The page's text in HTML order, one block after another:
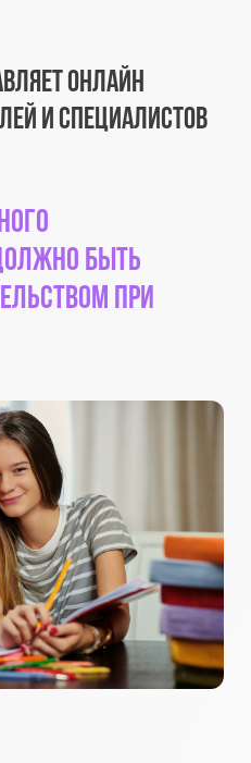
онлайн
и специалистов
быть
при